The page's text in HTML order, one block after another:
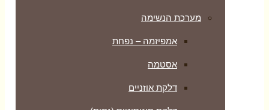
מערכת הנשימה
אמפיזמה – נפחת
אסטמה
דלקת אוזניים